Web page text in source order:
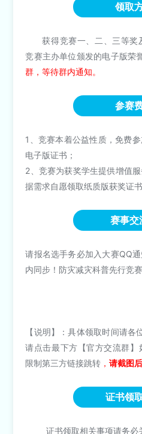
领取
获得竞赛一、二、三等奖
竞赛主办单位颁发的电子版荣
群，等待群内通知。
参赛
1、竞赛本着公益性质，免费
电子版证书；
2、竞赛为获奖学生提供增值
据需求自愿领取纸质版获奖证书
赛事交
请报名选手务必加入大赛QQ
内同步！防灾减灾科普先行竞
【说明】：具体领取时间请各
请点击最下方【官方交流群
限制第三方链接跳转 ，请截图
证书领
证书领取相关事项请务必